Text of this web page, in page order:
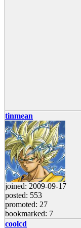
tinmean
joined: 2009-09-17
posted: 553
promoted: 27
bookmarked: 7
coolcd